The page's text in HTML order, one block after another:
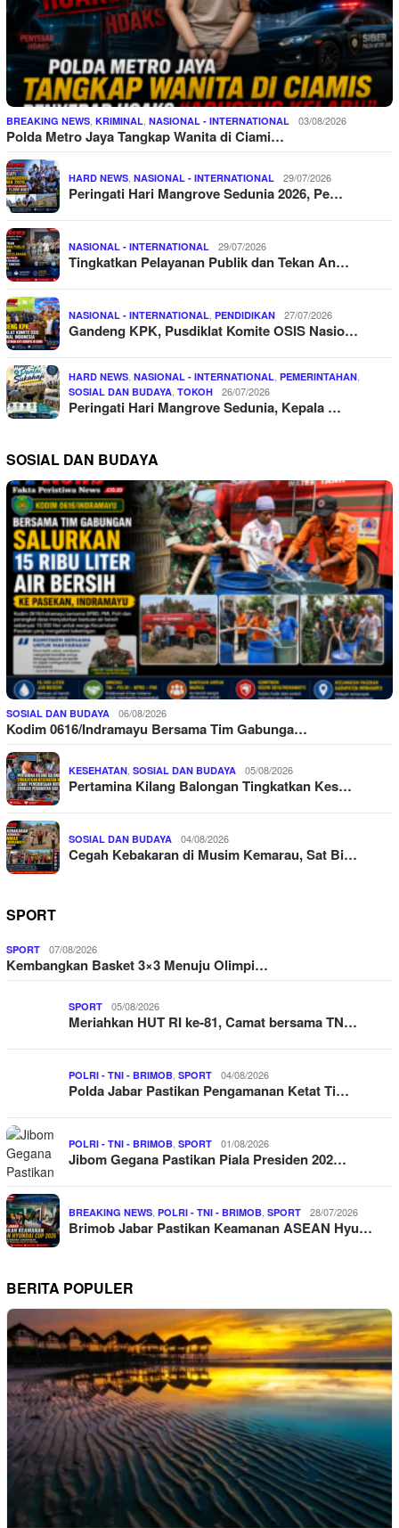
BREAKING NEWS, KRIMINAL, NASIONAL - INTERNATIONAL 03/08/2026
Polda Metro Jaya Tangkap Wanita di Ciami…
HARD NEWS, NASIONAL - INTERNATIONAL 29/07/2026
Peringati Hari Mangrove Sedunia 2026, Pe…
NASIONAL - INTERNATIONAL 29/07/2026
Tingkatkan Pelayanan Publik dan Tekan An…
NASIONAL - INTERNATIONAL, PENDIDIKAN 27/07/2026
Gandeng KPK, Pusdiklat Komite OSIS Nasio…
HARD NEWS, NASIONAL - INTERNATIONAL, PEMERINTAHAN,
SOSIAL DAN BUDAYA, TOKOH 26/07/2026
Peringati Hari Mangrove Sedunia, Kepala …
SOSIAL DAN BUDAYA
SOSIAL DAN BUDAYA 06/08/2026
Kodim 0616/Indramayu Bersama Tim Gabunga…
KESEHATAN, SOSIAL DAN BUDAYA 05/08/2026
Pertamina Kilang Balongan Tingkatkan Kes…
SOSIAL DAN BUDAYA 04/08/2026
Cegah Kebakaran di Musim Kemarau, Sat Bi…
SPORT
SPORT 07/08/2026
Kembangkan Basket 3×3 Menuju Olimpi…
SPORT 05/08/2026
Meriahkan HUT RI ke-81, Camat bersama TN…
POLRI - TNI - BRIMOB, SPORT 04/08/2026
Polda Jabar Pastikan Pengamanan Ketat Ti…
POLRI - TNI - BRIMOB, SPORT 01/08/2026
Jibom Gegana Pastikan Piala Presiden 202…
BREAKING NEWS, POLRI - TNI - BRIMOB, SPORT 28/07/2026
Brimob Jabar Pastikan Keamanan ASEAN Hyu…
BERITA POPULER